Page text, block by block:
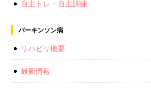
自主トレ・自主訓練
パーキンソン病
リハビリ概要
最新情報